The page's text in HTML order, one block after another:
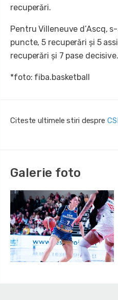
recuperări.
Pentru Villeneuve d’Ascq,
puncte, 5 recuperări și 5
recuperări și 7 pase decisive.
*foto: fiba.basketball
Citeste ultimele stiri despre
Galerie foto